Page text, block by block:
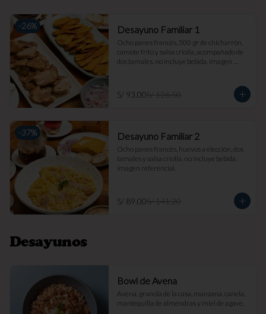
-26% Desayuno Familiar 1
Ocho panes francés, 500 gr de chicharrón,
camote frito y salsa criolla, acompañado de
dos tamales. no incluye bebida. imagen
S/ 93.00S/ 126.50
-37% Desayuno Familiar 2
Ocho panes francés, huevos a elección, dos
tamales y salsa criolla. no incluye bebida.
imagen referencial.
S/ 89.00S/ 141.20
Desayunos
Bowl de Avena
Avena, granola de la casa, manzana, canela,
mantequilla de almendras y miel de agave.